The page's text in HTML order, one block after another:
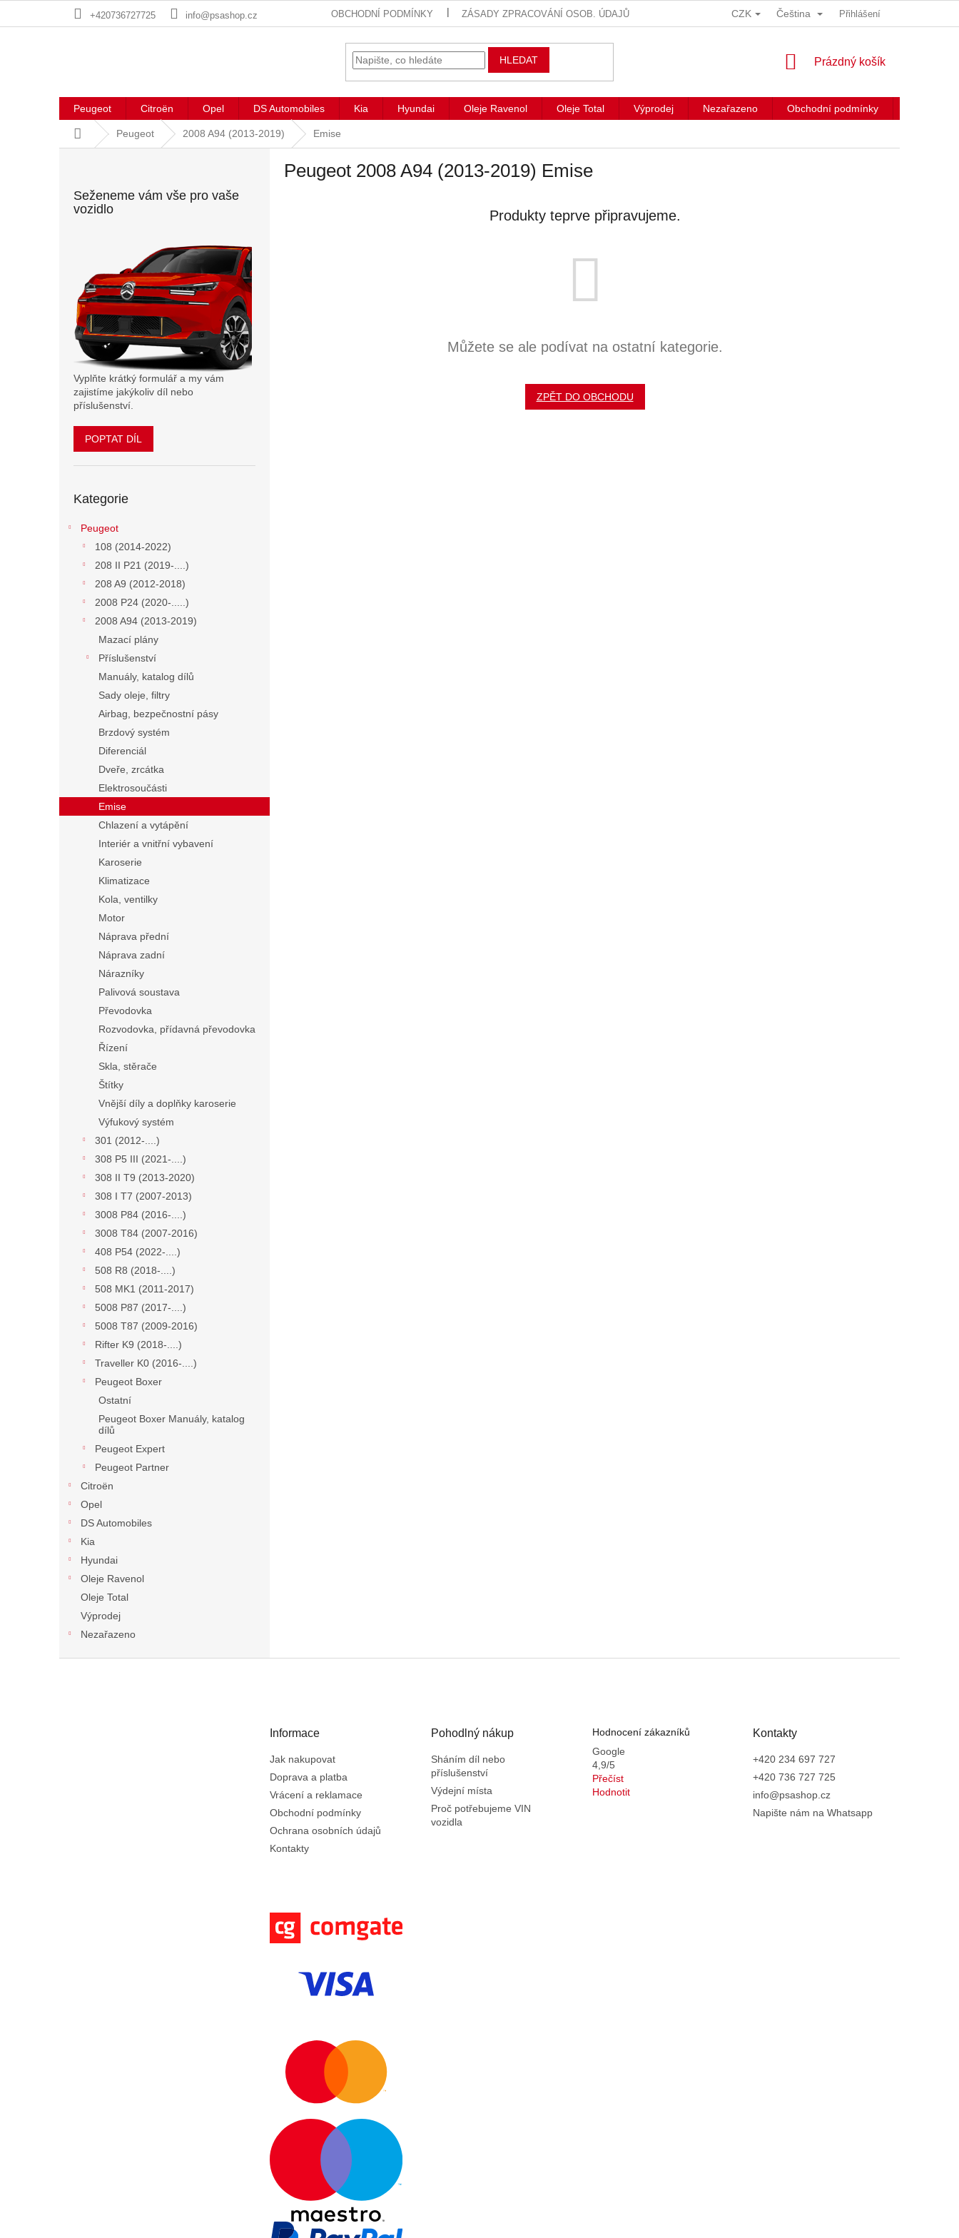
+420736727725 info@psashop.cz OBCHODNÍ PODMÍNKY ZÁSADY ZPRACOVÁNÍ OSOB. ÚDAJŮ CZK Čeština Přihlášení
HLEDAT
NÁKUPNÍ
Prázdný košík
Peugeot Citroën Opel DS Automobiles Kia Hyundai Oleje Ravenol Oleje Total Výprodej Nezařazeno Obchodní podmínky
Domů Peugeot 2008 A94 (2013-2019) Emise
Seženeme vám vše pro vaše
vozidlo
Vyplňte krátký formulář a my vám
zajistíme jakýkoliv díl nebo
příslušenství.
POPTAT DÍL
kategorie
Kategorie
Peugeot
108 (2014-2022)
208 II P21 (2019-....)
208 A9 (2012-2018)
2008 P24 (2020-.....)
2008 A94 (2013-2019)
Mazací plány
Příslušenství
Manuály, katalog dílů
Sady oleje, filtry
Airbag, bezpečnostní pásy
Brzdový systém
Diferenciál
Dveře, zrcátka
Elektrosoučásti
Emise
Chlazení a vytápění
Interiér a vnitřní vybavení
Karoserie
Klimatizace
Kola, ventilky
Motor
Náprava přední
Náprava zadní
Nárazníky
Palivová soustava
Převodovka
Rozvodovka, přídavná převodovka
Řízení
Skla, stěrače
Štítky
Vnější díly a doplňky karoserie
Výfukový systém
301 (2012-....)
308 P5 III (2021-....)
308 II T9 (2013-2020)
308 I T7 (2007-2013)
3008 P84 (2016-....)
3008 T84 (2007-2016)
408 P54 (2022-....)
508 R8 (2018-....)
508 MK1 (2011-2017)
5008 P87 (2017-....)
5008 T87 (2009-2016)
Rifter K9 (2018-....)
Traveller K0 (2016-....)
Peugeot Boxer
Ostatní
Peugeot Boxer Manuály, katalog
dílů
Peugeot Expert
Peugeot Partner
Citroën
Opel
DS Automobiles
Kia
Hyundai
Oleje Ravenol
Oleje Total
Výprodej
Nezařazeno
Peugeot 2008 A94 (2013-2019) Emise
Produkty teprve připravujeme.
Můžete se ale podívat na ostatní kategorie.
ZPĚT DO OBCHODU
Informace
Jak nakupovat
Doprava a platba
Vrácení a reklamace
Obchodní podmínky
Ochrana osobních údajů
Kontakty
Pohodlný nákup
Sháním díl nebo
příslušenství
Výdejní místa
Proč potřebujeme VIN
vozidla
Hodnocení zákazníků
Google
4,9/5
Přečíst
Hodnotit
Kontakty
+420 234 697 727
+420 736 727 725
info@psashop.cz
Napište nám na Whatsapp